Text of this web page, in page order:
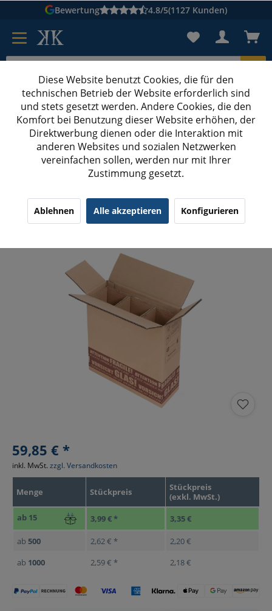
Bewertung 4.8/5(1127 Kunden)
Karton suchen
Kartons bedruckenKartons nach Maß
Flaschenkarton
370x310x105 mm 3er Flaschenkarton
59,85 € *
Menge Stückpreis
Stückpreis
(exkl. MwSt.)
ab 15 3,99 € * 3,35 €
ab 500 2,62 € *
2,20 €
ab 1000 2,59 € * 2,18 €
inkl. MwSt. zzgl. Versandkosten
Diese Website benutzt Cookies, die für den
technischen Betrieb der Website erforderlich sind
und stets gesetzt werden. Andere Cookies, die den
Komfort bei Benutzung dieser Website erhöhen, der
Direktwerbung dienen oder die Interaktion mit
anderen Websites und sozialen Netzwerken
vereinfachen sollen, werden nur mit Ihrer
Zustimmung gesetzt.
Ablehnen Alle akzeptieren Konfigurieren